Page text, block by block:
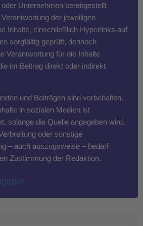
Unternehmen bereitgestellt
der jeweiligen
Inhalte, einschließlich Hyperlinks auf
sorgfältig geprüft, dennoch
Verantwortung für die Inhalte
im Beitrag direkt oder indirekt
und Beiträgen sind vorbehalten.
in sozialen Medien ist
solange die Quelle angegeben wird.
oder sonstige
– auch auszugsweise – bedarf
Zustimmung der Redaktion.